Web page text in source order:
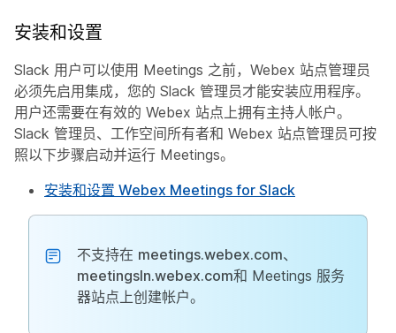
安装和设置
Slack 用户可以使用 Meetings 之前，Webex 站点管理员
必须先启用集成，您的 Slack 管理员才能安装应用程序。
用户还需要在有效的 Webex 站点上拥有主持人帐户。
Slack 管理员、工作空间所有者和 Webex 站点管理员可按
照以下步骤启动并运行 Meetings。
安装和设置 Webex Meetings for Slack
不支持在 meetings.webex.com、
meetingsln.webex.com和 Meetings 服务
器站点上创建帐户。